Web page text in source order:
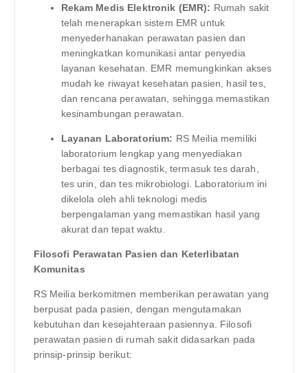
Rekam Medis Elektronik (EMR): Rumah sakit
telah menerapkan sistem EMR untuk
menyederhanakan perawatan pasien dan
meningkatkan komunikasi antar penyedia
layanan kesehatan. EMR memungkinkan akses
mudah ke riwayat kesehatan pasien, hasil tes,
dan rencana perawatan, sehingga memastikan
kesinambungan perawatan.
Layanan Laboratorium: RS Meilia memiliki
laboratorium lengkap yang menyediakan
berbagai tes diagnostik, termasuk tes darah,
tes urin, dan tes mikrobiologi. Laboratorium ini
dikelola oleh ahli teknologi medis
berpengalaman yang memastikan hasil yang
akurat dan tepat waktu.
Filosofi Perawatan Pasien dan Keterlibatan
Komunitas
RS Meilia berkomitmen memberikan perawatan yang
berpusat pada pasien, dengan mengutamakan
kebutuhan dan kesejahteraan pasiennya. Filosofi
perawatan pasien di rumah sakit didasarkan pada
prinsip-prinsip berikut: